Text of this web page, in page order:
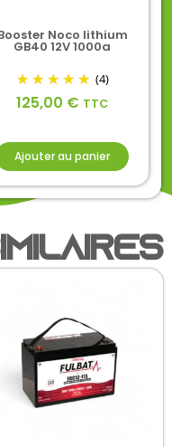
Noco lithium
GB40 12V 1000a
(4)
125,00 € TTC
Ajouter au panier